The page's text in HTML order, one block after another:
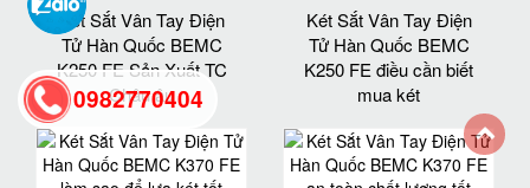
Két Sắt Vân Tay Điện
Tử Hàn Quốc BEMC
K250 FE Sản Xuất TC
Châu âu
Két Sắt Vân Tay Điện
Tử Hàn Quốc BEMC
K250 FE điều cần biết
mua két
0982770404
back